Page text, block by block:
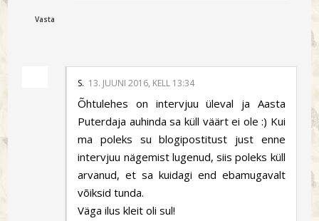
Vasta
S. 13. JUUNI 2016, KELL 13:34
Õhtulehes on intervjuu üleval ja Aasta
Puterdaja auhinda sa küll väärt ei ole :) Kui
ma poleks su blogipostitust just enne
intervjuu nägemist lugenud, siis poleks küll
arvanud, et sa kuidagi end ebamugavalt
võiksid tunda.
Väga ilus kleit oli sul!